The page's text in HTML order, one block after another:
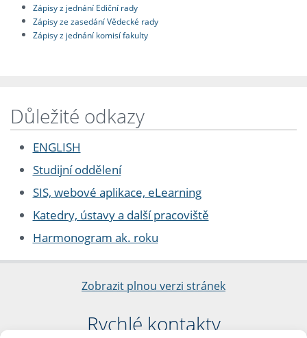
Zápisy z jednání Ediční rady
Zápisy ze zasedání Vědecké rady
Zápisy z jednání komisí fakulty
Důležité odkazy
ENGLISH
Studijní oddělení
SIS, webové aplikace, eLearning
Katedry, ústavy a další pracoviště
Harmonogram ak. roku
Zobrazit plnou verzi stránek
Rychlé kontakty